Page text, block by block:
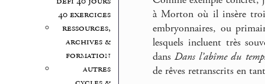
40 exercices
ressources,
archives &
formation
autres
à Morton où il insère
embryonnaires, ou
lesquels incluent très
dansDans l’abîme du
de rêves retranscrits en